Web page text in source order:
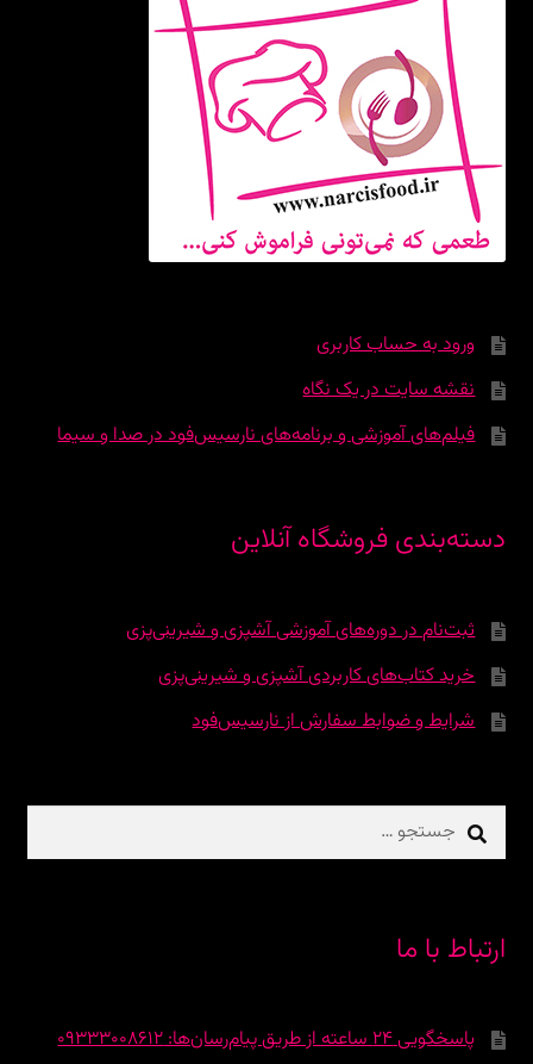
ورود به حساب کاربری
نقشه سایت در یک نگاه
فیلم‌های آموزشی و برنامه‌های نارسیس‌فود در صدا و سیما
دسته‌بندی فروشگاه آنلاین
ثبت‌نام در دوره‌‌های آموزشی آشپزی و شیرینی‌پزی
خرید کتاب‌های کاربردی آشپزی و شیرینی‌پزی
شرایط و ضوابط سفارش از نارسیس‌فود
جستجو
برای:
ارتباط با ما
پاسخگویی 24 ساعته از طریق پیام‌رسان‌ها: 09333008612